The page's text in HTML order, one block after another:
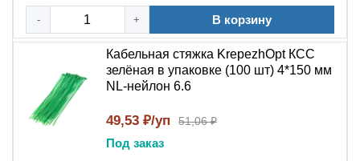
упаковке
100 штук
Самоблокирующийся храповый
механизм
Рабочая
температура
от -40°C до +85°C
Температура
от 0°C до +60°C
- + В корзину
Кабельная стяжка KrepezhOpt КСС
зелёная в упаковке (100 шт) 4*150 мм
NL-нейлон 6.6
49,53 ₽/уп 51,06 ₽
Под заказ